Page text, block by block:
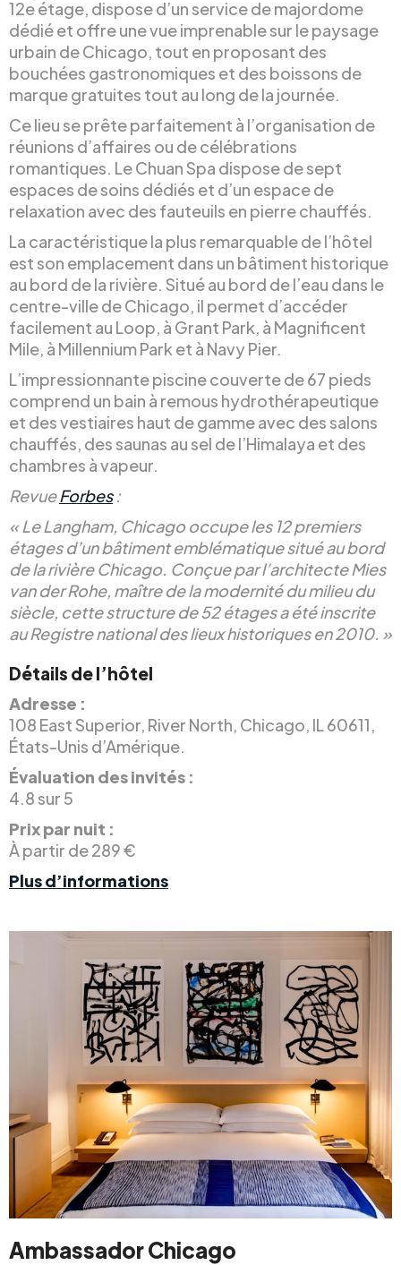
12e étage, dispose d’un service de majordome
dédié et offre une vue imprenable sur le paysage
urbain de Chicago, tout en proposant des
bouchées gastronomiques et des boissons de
marque gratuites tout au long de la journée.
Ce lieu se prête parfaitement à l’organisation de
réunions d’affaires ou de célébrations
romantiques. Le Chuan Spa dispose de sept
espaces de soins dédiés et d’un espace de
relaxation avec des fauteuils en pierre chauffés.
La caractéristique la plus remarquable de l’hôtel
est son emplacement dans un bâtiment historique
au bord de la rivière. Situé au bord de l’eau dans le
centre-ville de Chicago, il permet d’accéder
facilement au Loop, à Grant Park, à Magnificent
Mile, à Millennium Park et à Navy Pier.
L’impressionnante piscine couverte de 67 pieds
comprend un bain à remous hydrothérapeutique
et des vestiaires haut de gamme avec des salons
chauffés, des saunas au sel de l’Himalaya et des
chambres à vapeur.
RevueForbes :
« Le Langham, Chicago occupe les 12 premiers
étages d’un bâtiment emblématique situé au bord
de la rivière Chicago. Conçue par l’architecte Mies
van der Rohe, maître de la modernité du milieu du
siècle, cette structure de 52 étages a été inscrite
au Registre national des lieux historiques en 2010. »
Détails de l’hôtel
Adresse :
108 East Superior, River North, Chicago, IL 60611,
États-Unis d’Amérique.
Évaluation des invités :
4.8 sur 5
Prix par nuit :
À partir de 289 €
Plus d’informations
Ambassador Chicago